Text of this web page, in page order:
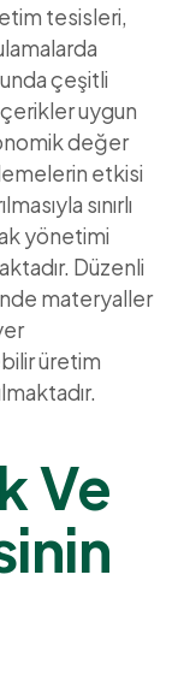
tesisleri,
çeşitli
uygun
değer
etkisi
sınırlı
yönetimi
Düzenli
materyaller
üretim
Ve